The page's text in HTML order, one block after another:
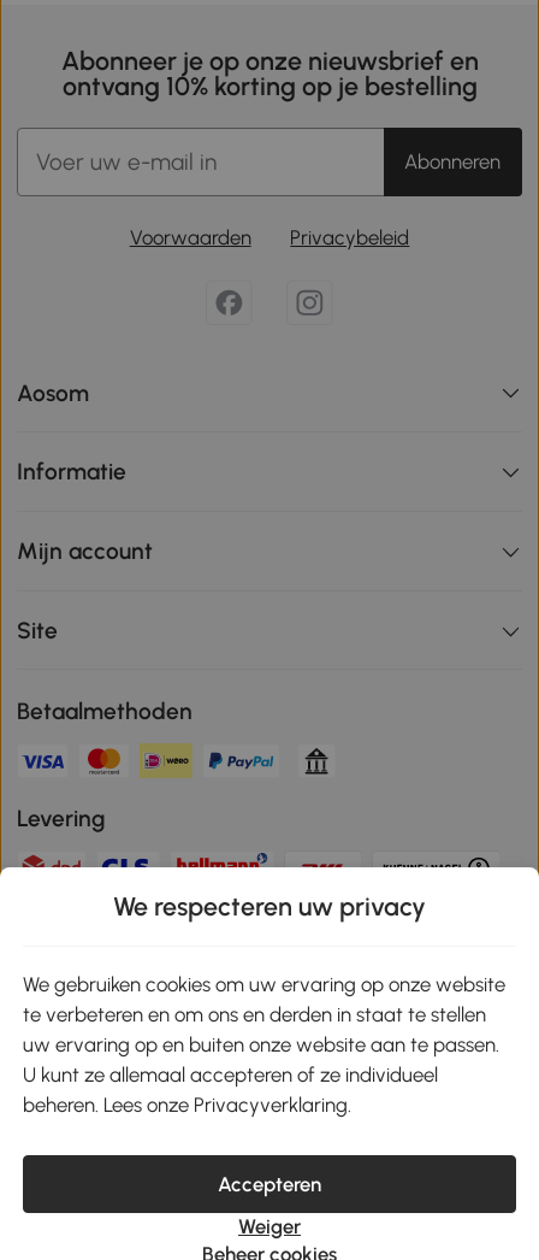
Abonneer je op onze nieuwsbrief en
ontvang 10% korting op je bestelling
Abonneren
Voorwaarden Privacybeleid
Aosom
Informatie
Mijn account
Site
Betaalmethoden
Levering
Veilige betaling
Download de app en ontvang 10% korting!
Google Play
klantenservice@aosom.nl
MH Handel GmbH, Wendenstrasse 309, 20537 Hamburg
We respecteren uw privacy
We gebruiken cookies om uw ervaring op onze website
te verbeteren en om ons en derden in staat te stellen
uw ervaring op en buiten onze website aan te passen.
U kunt ze allemaal accepteren of ze individueel
beheren. Lees onze Privacyverklaring.
Accepteren
Weiger
Beheer cookies